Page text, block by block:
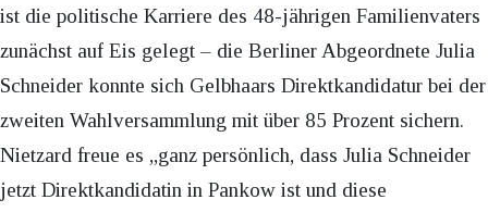
ist die politische Karriere des 48-jährigen Familienvaters
zunächst auf Eis gelegt – die Berliner Abgeordnete Julia
Schneider konnte sich Gelbhaars Direktkandidatur bei der
zweiten Wahlversammlung mit über 85 Prozent sichern.
Nietzard freue es „ganz persönlich, dass Julia Schneider
jetzt Direktkandidatin in Pankow ist und diese